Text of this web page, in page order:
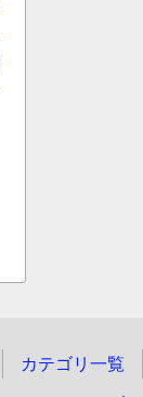
カテゴリ一覧